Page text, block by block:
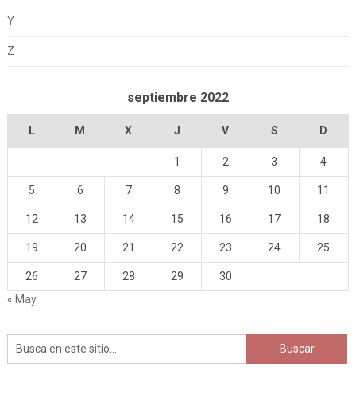
Y
Z
septiembre 2022
L M X J V S D
1 2 3 4
5 6 7 8 9 10 11
12 13 14 15 16 17 18
19 20 21 22 23 24 25
26 27 28 29
30
« May